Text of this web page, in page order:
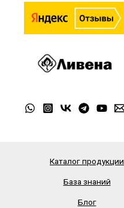
Каталог продукции
База знаний
Блог